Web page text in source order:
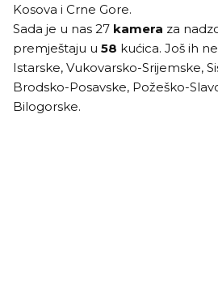
Kosova i Crne Gore.
Sada je u nas 27 kamera za
premještaju u 58 kućica. Još ih
Istarske, Vukovarsko-Srijemske,
Brodsko-Posavske, Požeško-
Bilogorske.